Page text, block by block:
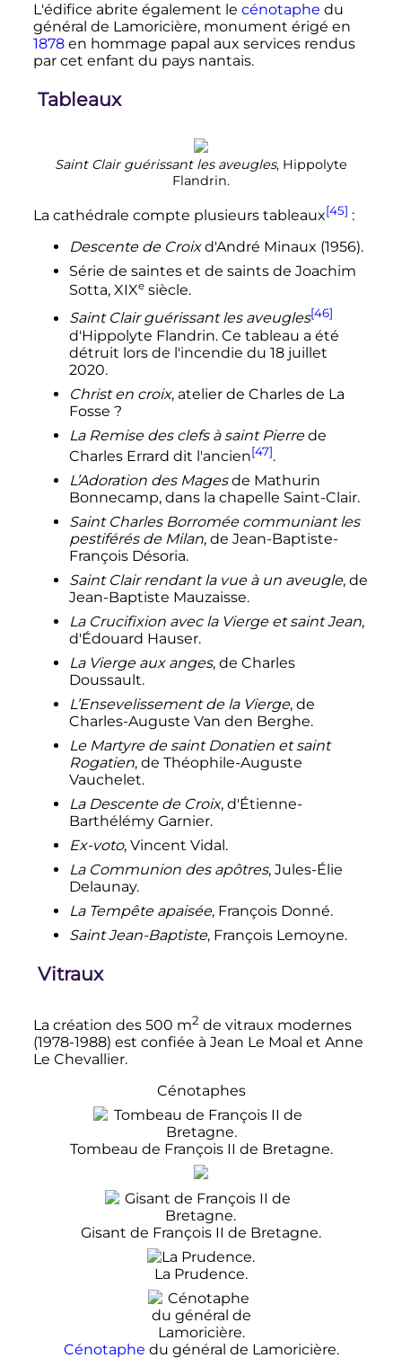
L'édifice abrite également le cénotaphe du
général de Lamoricière, monument érigé en
1878en hommage papal aux services rendus
par cet enfant du pays nantais.
Tableaux
Saint Clair guérissant les aveugles, Hippolyte
Flandrin.
La cathédrale compte plusieurs tableaux[45] :
Descente de Croixd'André Minaux (1956).
Série de saintes et de saints de Joachim
Sotta, XIXe siècle.
Saint Clair guérissant les aveugles[46]
d'Hippolyte Flandrin. Ce tableau a été
détruit lors de l'incendie du 18 juillet
2020.
Christ en croix, atelier de Charles de La
Fosse ?
La Remise des clefs à saint Pierrede
Charles Errard dit l'ancien[47].
L’Adoration des Magesde Mathurin
Bonnecamp, dans la chapelle Saint-Clair.
Saint Charles Borromée communiant les
pestiférés de Milan, de Jean-Baptiste-
François Désoria.
Saint Clair rendant la vue à un aveugle, de
Jean-Baptiste Mauzaisse.
La Crucifixion avec la Vierge et saint Jean,
d'Édouard Hauser.
La Vierge aux anges, de Charles
Doussault.
L’Ensevelissement de la Vierge, de
Charles-Auguste Van den Berghe.
Le Martyre de saint Donatien et saint
Rogatien, de Théophile-Auguste
Vauchelet.
La Descente de Croix, d'Étienne-
Barthélémy Garnier.
Ex-voto, Vincent Vidal.
La Communion des apôtres, Jules-Élie
Delaunay.
La Tempête apaisée, François Donné.
Saint Jean-Baptiste, François Lemoyne.
Vitraux
La création des 500 m2 de vitraux modernes
(1978-1988) est confiée à Jean Le Moal et Anne
Le Chevallier.
Cénotaphes
Tombeau de François II de Bretagne.
Gisant de François II de Bretagne.
La Prudence.
Cénotaphe du général de Lamoricière.